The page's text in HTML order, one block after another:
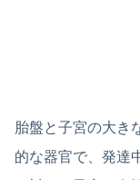
胎盤と子宮の大き
的な器官で、発達